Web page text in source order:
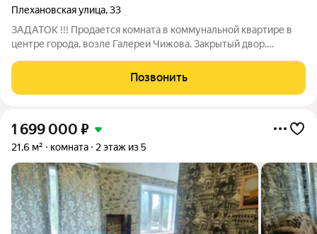
Плехановская улица,33
ЗАДАТОК !!! Продается комната в коммунальной квартире в
центре города, возле Галереи Чижова. Закрытый двор.
Позвонить
1 699 000 ₽
21,6 м² комната 2 этаж из 5